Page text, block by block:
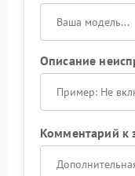
Описание
Комментарий к